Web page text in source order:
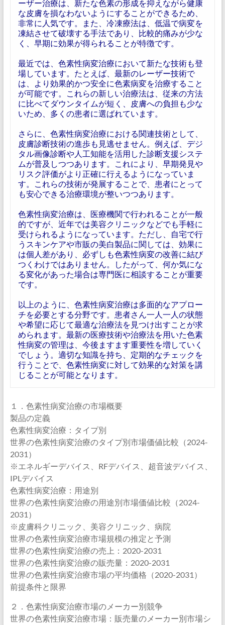
ーザー治療は、新たな色素の形成を抑えながら健康
な皮膚を損なわないようにすることができるため、
非常に人気です。また、冷凍療法は、低温で病変を
凍結させて破壊する手法であり、比較的痛みが少な
く、早期に効果が得られることが特徴です。
最近では、色素性病変治療において新たな技術も登
場しています。たとえば、最新のレーザー技術で
は、より効果的かつ安全に色素病変を治療すること
が可能です。これらの新しい治療法は、従来の方法
に比べてダウンタイムが短く、皮膚への負担も少な
いため、多くの患者に選ばれています。
さらに、色素性病変治療における関連技術として、
皮膚診断技術の進歩も見逃せません。例えば、デジ
タル画像診断や人工知能を活用した診断支援システ
ムが普及しつつあります。これにより、早期発見や
リスク評価がより正確に行えるようになっていま
す。これらの技術が発展することで、患者にとって
も安心できる治療環境が整いつつあります。
色素性病変治療は、医療機関で行われることが一般
的ですが、近年では美容クリニックなどでも手軽に
受けられるようになっています。ただし、自宅で行
うスキンケアや市販の美白製品に関しては、効果に
は個人差があり、必ずしも色素性病変の改善に結び
つくわけではありません。したがって、何か気にな
る変化があった場合は専門医に相談することが重要
です。
以上のように、色素性病変治療は多面的なアプロー
チを必要とする分野です。患者さん一人一人の状態
や希望に応じて最適な治療法を見つけ出すことが求
められます。最新の医療技術や治療法を用いた色素
性病変の管理は、今後ますます重要性を増していく
でしょう。適切な知識を持ち、定期的なチェックを
行うことで、色素性病変に対して効果的な対策を講
じることが可能となります。
１．色素性病変治療の市場概要
製品の定義
色素性病変治療：タイプ別
世界の色素性病変治療のタイプ別市場価値比較（2024-
2031）
※エネルギーデバイス、RFデバイス、超音波デバイス、
IPLデバイス
色素性病変治療：用途別
世界の色素性病変治療の用途別市場価値比較（2024-
2031）
※皮膚科クリニック、美容クリニック、病院
世界の色素性病変治療市場規模の推定と予測
世界の色素性病変治療の売上：2020-2031
世界の色素性病変治療の販売量：2020-2031
世界の色素性病変治療市場の平均価格（2020-2031）
前提条件と限界
２．色素性病変治療市場のメーカー別競争
世界の色素性病変治療市場：販売量のメーカー別市場シ